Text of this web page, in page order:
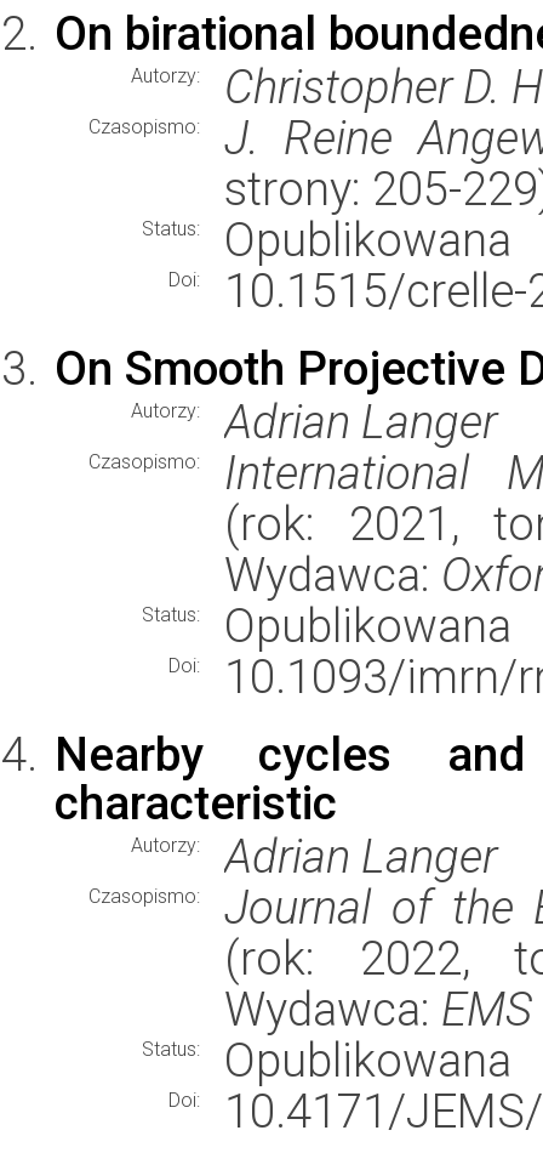
On birational
Autorzy: Christopher D.
Czasopismo:
J. Reine
strony: 205-
Status: Opublikowana
Doi:
10.1515/
On Smooth Projective
Autorzy: Adrian Langer
Czasopismo:
International
(rok: 2021,
Wydawca:
Status: Opublikowana
Doi:
10.1093/imrn/
Nearby cycles
characteristic
Autorzy: Adrian Langer
Czasopismo:
Journal of the
(rok: 2022,
Wydawca:
Status: Opublikowana
Doi: 10.4171/